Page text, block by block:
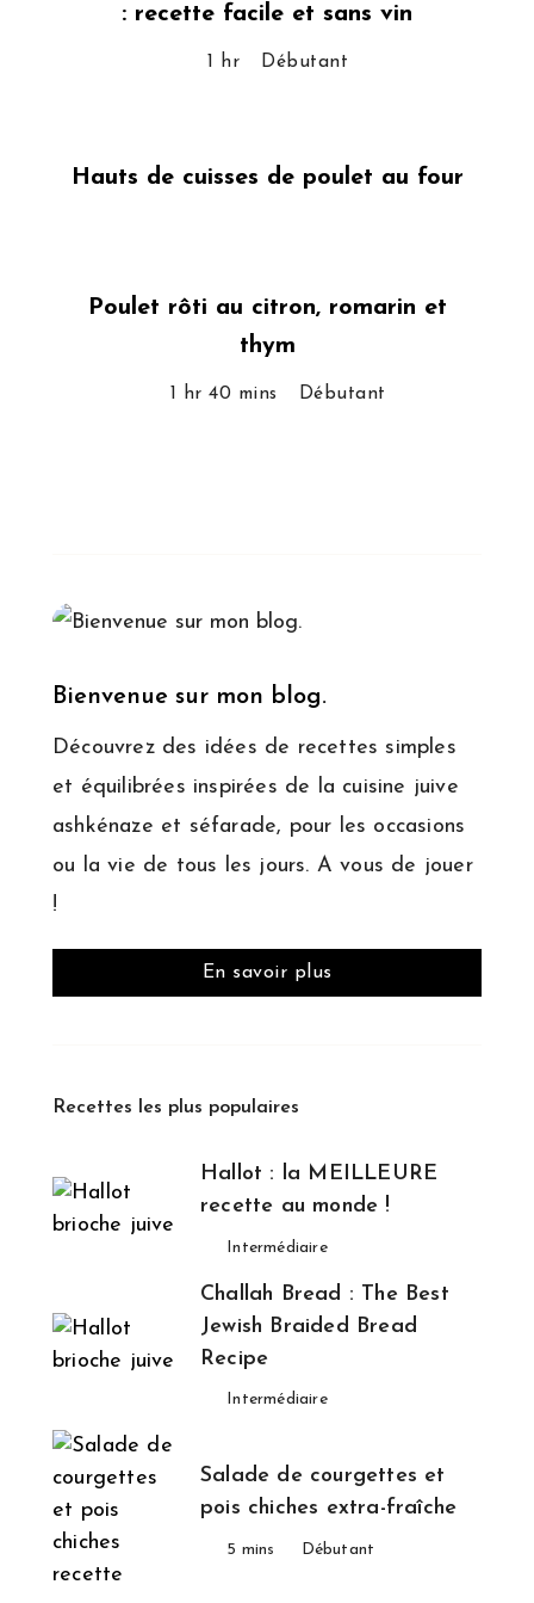
: recette facile et sans vin
1 hr Débutant
Hauts de cuisses de poulet au four
Poulet rôti au citron, romarin et
thym
1 hr 40 mins Débutant
Bienvenue sur mon blog.
Découvrez des idées de recettes simples
et équilibrées inspirées de la cuisine juive
ashkénaze et séfarade, pour les occasions
ou la vie de tous les jours. A vous de jouer
!
En savoir plus
Recettes les plus populaires
Hallot : la MEILLEURE
recette au monde !
Intermédiaire
Challah Bread : The Best
Jewish Braided Bread
Recipe
Intermédiaire
Salade de courgettes et
pois chiches extra-fraîche
5 mins Débutant